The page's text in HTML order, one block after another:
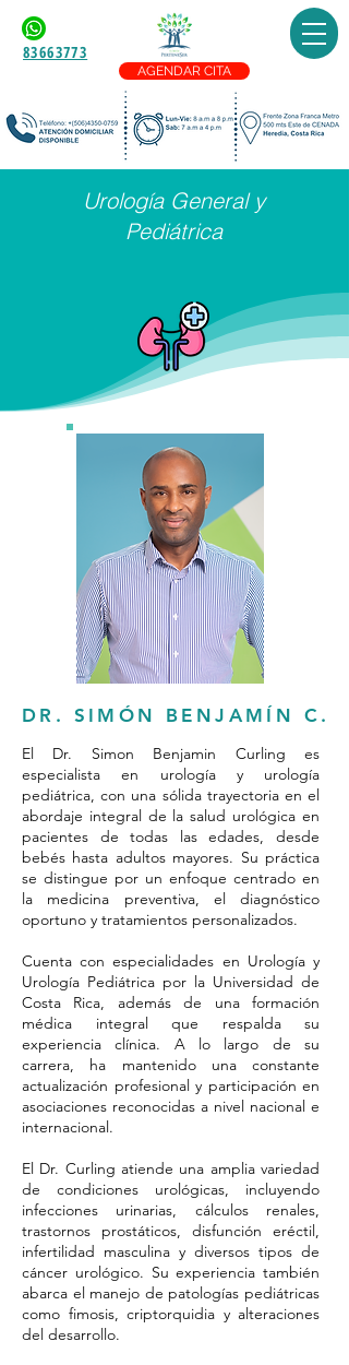
83663773
AGENDAR CITA
Urología General y
Pediátrica
DR. SIMÓN BENJAMÍN C.
El Dr. Simon Benjamin Curling es
especialista en urología y urología
pediátrica, con una sólida trayectoria en el
abordaje integral de la salud urológica en
pacientes de todas las edades, desde
bebés hasta adultos mayores. Su práctica
se distingue por un enfoque centrado en
la medicina preventiva, el diagnóstico
oportuno y tratamientos personalizados.
Cuenta con especialidades en Urología y
Urología Pediátrica por la Universidad de
Costa Rica, además de una formación
médica integral que respalda su
experiencia clínica. A lo largo de su
carrera, ha mantenido una constante
actualización profesional y participación en
asociaciones reconocidas a nivel nacional e
internacional.
El Dr. Curling atiende una amplia variedad
de condiciones urológicas, incluyendo
infecciones urinarias, cálculos renales,
trastornos prostáticos, disfunción eréctil,
infertilidad masculina y diversos tipos de
cáncer urológico. Su experiencia también
abarca el manejo de patologías pediátricas
como fimosis, criptorquidia y alteraciones
del desarrollo.